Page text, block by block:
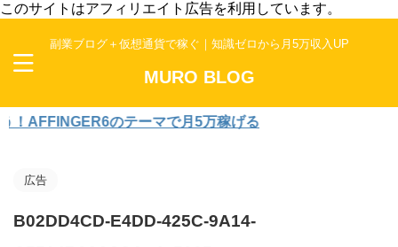
このサイトはアフィリエイト広告を利用しています。
副業ブログ＋仮想通貨で稼ぐ｜知識ゼロから月5万収入UP
MURO BLOG
のテーマで月5万稼げる
広告
B02DD4CD-E4DD-425C-9A14-